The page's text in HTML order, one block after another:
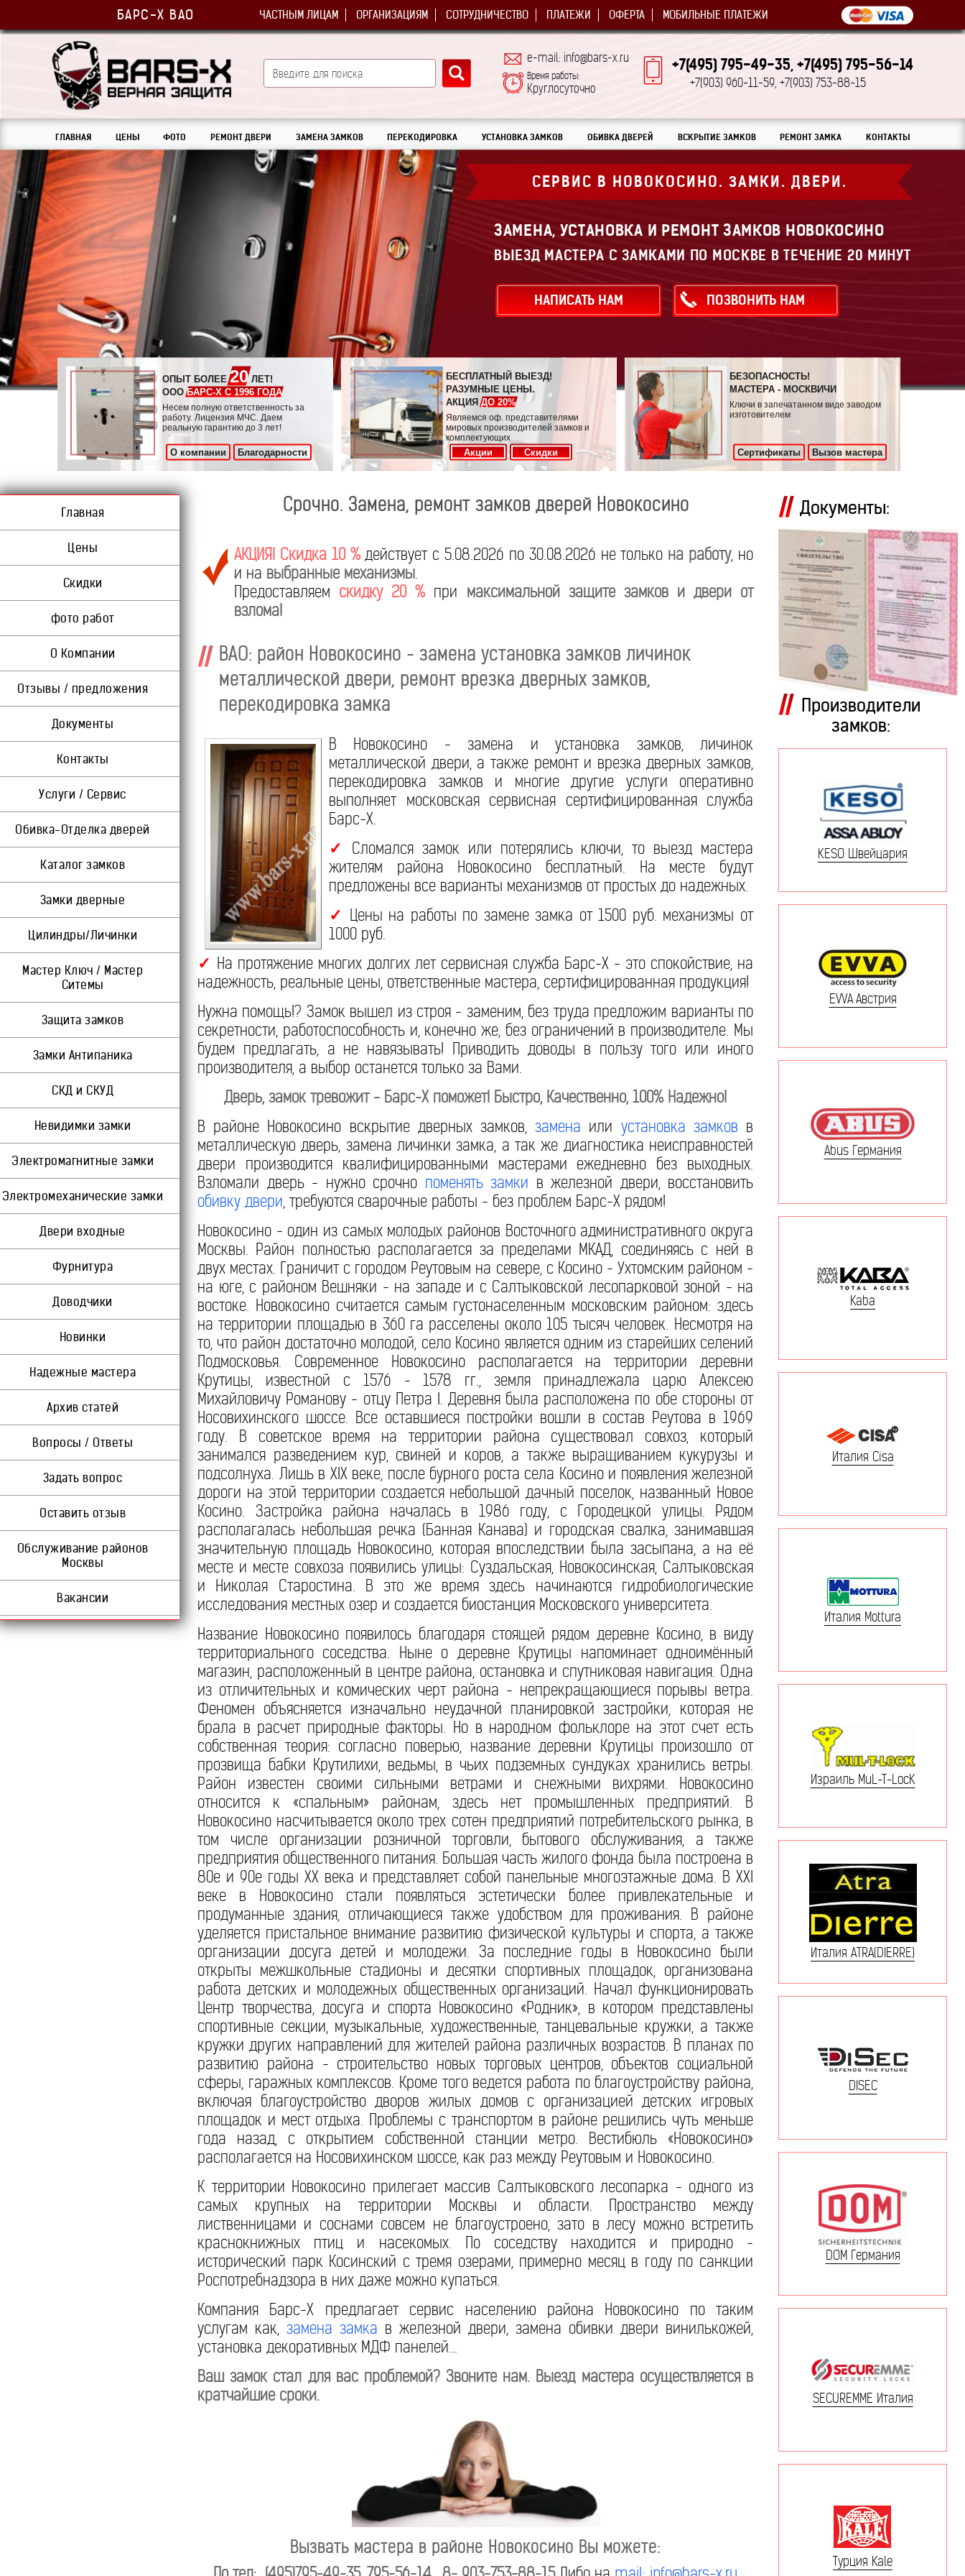
БАРС-Х ВАО ЧАСТНЫМ ЛИЦАМ ОРГАНИЗАЦИЯМ СОТРУДНИЧЕСТВО ПЛАТЕЖИ ОФЕРТА МОБИЛЬНЫЕ ПЛАТЕЖИ
e-mail: info@bars-x.ru
Время работы:
Круглосуточно
+7(495) 795-49-35, +7(495) 795-56-14
+7(903) 960-11-59, +7(903) 753-88-15
ГЛАВНАЯ ЦЕНЫ ФОТО РЕМОНТ ДВЕРИ ЗАМЕНА ЗАМКОВ ПЕРЕКОДИРОВКА УСТАНОВКА ЗАМКОВ ОБИВКА ДВЕРЕЙ ВСКРЫТИЕ ЗАМКОВ РЕМОНТ ЗАМКА КОНТАКТЫ
СЕРВИС В НОВОКОСИНО. ЗАМКИ. ДВЕРИ.
ЗАМЕНА, УСТАНОВКА И РЕМОНТ ЗАМКОВ НОВОКОСИНО
ВЫЕЗД МАСТЕРА С ЗАМКАМИ ПО МОСКВЕ В ТЕЧЕНИЕ 20 МИНУТ
НАПИСАТЬ НАМ ПОЗВОНИТЬ НАМ
ОПЫТ БОЛЕЕ20ЛЕТ!
ОООБАРС-Х С 1996 ГОДА
Несем полную ответственность за
работу. Лицензия МЧС. Даем
реальную гарантию до 3 лет!
О компании Благодарности
БЕСПЛАТНЫЙ ВЫЕЗД!
РАЗУМНЫЕ ЦЕНЫ.
АКЦИЯДО 20%
Являемся оф. представителями
мировых производителей замков и
комплектующих
Акции Скидки
БЕЗОПАСНОСТЬ!
МАСТЕРА - МОСКВИЧИ
Ключи в запечатанном виде заводом
изготовителем
Сертификаты Вызов мастера
Главная
Цены
Скидки
фото работ
О Компании
Отзывы / предложения
Документы
Контакты
Услуги / Сервис
Обивка-Отделка дверей
Каталог замков
Замки дверные
Цилиндры/Личинки
Мастер Ключ / Мастер
Ситемы
Защита замков
Замки Антипаника
СКД и СКУД
Невидимки замки
Электромагнитные замки
Электромеханические замки
Двери входные
Фурнитура
Доводчики
Новинки
Надежные мастера
Архив статей
Вопросы / Ответы
Задать вопрос
Оставить отзыв
Обслуживание районов
Москвы
Вакансии
Срочно. Замена, ремонт замков дверей Новокосино
АКЦИЯ! Скидка 10 %действует с 5.08.2026 по 30.08.2026 не только на работу, но
и на выбранные механизмы.
Предоставляем скидку 20 % при максимальной защите замков и двери от
взлома!
ВАО: район Новокосино - замена установка замков личинок
металлической двери, ремонт врезка дверных замков,
перекодировка замка
В Новокосино - замена и установка замков, личинок
металлической двери, а также ремонт и врезка дверных замков,
перекодировка замков и многие другие услуги оперативно
выполняет московская сервисная сертифицированная служба
Барс-Х.
✓
Сломался замок или потерялись ключи, то выезд мастера
жителям района Новокосино бесплатный. На месте будут
предложены все варианты механизмов от простых до надежных.
✓ Цены на работы по замене замка от 1500 руб. механизмы от
1000 руб.
✓ На протяжение многих долгих лет сервисная служба Барс-Х - это спокойствие, на
надежность, реальные цены, ответственные мастера, сертифицированная продукция!
Нужна помощь!? Замок вышел из строя - заменим, без труда предложим варианты по
секретности, работоспособность и, конечно же, без ограничений в производителе. Мы
будем предлагать, а не навязывать! Приводить доводы в пользу того или иного
производителя, а выбор останется только за Вами.
Дверь, замок тревожит - Барс-Х поможет! Быстро, Качественно, 100% Надежно!
В районе Новокосино вскрытие дверных замков, замена или установка замков в
металлическую дверь, замена личинки замка, а так же диагностика неисправностей
двери производится квалифицированными мастерами ежедневно без выходных.
Взломали дверь - нужно срочно поменять замки в железной двери, восстановить
обивку двери, требуются сварочные работы - без проблем Барс-Х рядом!
Новокосино - один из самых молодых районов Восточного административного округа
Москвы. Район полностью располагается за пределами МКАД, соединяясь с ней в
двух местах. Граничит с городом Реутовым на севере, с Косино - Ухтомским районом -
на юге, с районом Вешняки - на западе и с Салтыковской лесопарковой зоной - на
востоке. Новокосино считается самым густонаселенным московским районом: здесь
на территории площадью в 360 га расселены около 105 тысяч человек. Несмотря на
то, что район достаточно молодой, село Косино является одним из старейших селений
Подмосковья. Современное Новокосино располагается на территории деревни
Крутицы, известной с 1576 - 1578 гг., земля принадлежала царю Алексею
Михайловичу Романову - отцу Петра I. Деревня была расположена по обе стороны от
Носовихинского шоссе. Все оставшиеся постройки вошли в состав Реутова в 1969
году. В советское время на территории района существовал совхоз, который
занимался разведением кур, свиней и коров, а также выращиванием кукурузы и
подсолнуха. Лишь в XIX веке, после бурного роста села Косино и появления железной
дороги на этой территории создается небольшой дачный поселок, названный Новое
Косино. Застройка района началась в 1986 году, с Городецкой улицы. Рядом
располагалась небольшая речка (Банная Канава) и городская свалка, занимавшая
значительную площадь Новокосино, которая впоследствии была засыпана, а на её
месте и месте совхоза появились улицы: Суздальская, Новокосинская, Салтыковская
и Николая Старостина. В это же время здесь начинаются гидробиологические
исследования местных озер и создается биостанция Московского университета.
Название Новокосино появилось благодаря стоящей рядом деревне Косино, в виду
территориального соседства. Ныне о деревне Крутицы напоминает одноимённый
магазин, расположенный в центре района, остановка и спутниковая навигация. Одна
из отличительных и комических черт района - непрекращающиеся порывы ветра.
Феномен объясняется изначально неудачной планировкой застройки, которая не
брала в расчет природные факторы. Но в народном фольклоре на этот счет есть
собственная теория: согласно поверью, название деревни Крутицы произошло от
прозвища бабки Крутилихи, ведьмы, в чьих подземных сундуках хранились ветры.
Район известен своими сильными ветрами и снежными вихрями. Новокосино
относится к «спальным» районам, здесь нет промышленных предприятий. В
Новокосино насчитывается около трех сотен предприятий потребительского рынка, в
том числе организации розничной торговли, бытового обслуживания, а также
предприятия общественного питания. Большая часть жилого фонда была построена в
80е и 90е годы XX века и представляет собой панельные многоэтажные дома. В XXI
веке в Новокосино стали появляться эстетически более привлекательные и
продуманные здания, отличающиеся также удобством для проживания. В районе
уделяется пристальное внимание развитию физической культуры и спорта, а также
организации досуга детей и молодежи. За последние годы в Новокосино были
открыты межшкольные стадионы и десятки спортивных площадок, организована
работа детских и молодежных общественных организаций. Начал функционировать
Центр творчества, досуга и спорта Новокосино «Родник», в котором представлены
спортивные секции, музыкальные, художественные, танцевальные кружки, а также
кружки других направлений для жителей района различных возрастов. В планах по
развитию района - строительство новых торговых центров, объектов социальной
сферы, гаражных комплексов. Кроме того ведется работа по благоустройству района,
включая благоустройство дворов жилых домов с организацией детских игровых
площадок и мест отдыха. Проблемы с транспортом в районе решились чуть меньше
года назад, с открытием собственной станции метро. Вестибюль «Новокосино»
располагается на Носовихинском шоссе, как раз между Реутовым и Новокосино.
К территории Новокосино прилегает массив Салтыковского лесопарка - одного из
самых крупных на территории Москвы и области. Пространство между
лиственницами и соснами совсем не благоустроено, зато в лесу можно встретить
краснокнижных птиц и насекомых. По соседству находится и природно -
исторический парк Косинский с тремя озерами, примерно месяц в году по санкции
Роспотребнадзора в них даже можно купаться.
Компания Барс-Х предлагает сервис населению района Новокосино по таким
услугам как, замена замка в железной двери, замена обивки двери винилькожей,
установка декоративных МДФ панелей...
Ваш замок стал для вас проблемой? Звоните нам. Выезд мастера осуществляется в
кратчайшие сроки.
Вызвать мастера в районе Новокосино Вы можете:
Документы:
Производители
замков:
KESO Швейцария
EVVA Австрия
Abus Германия
Kaba
Италия Cisa
Италия Mottura
Израиль MuL-T-LocK
Италия ATRA(DIERRE)
DISEC
DOM Германия
SECUREMME Италия
Турция Kale